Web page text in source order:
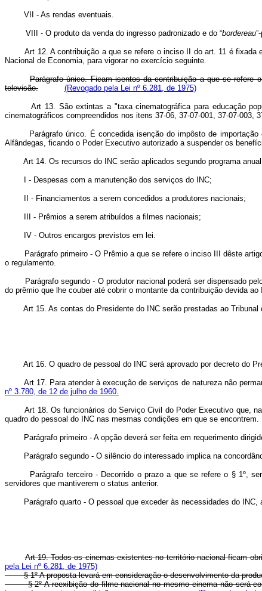
VII - As rendas eventuais.
VIII - O produto da venda do ingresso padronizado e do “bordereau
Art 12. A contribuição a que se refere o inciso II do art. 11 é
Nacional de Economia, para vigorar no exercício seguinte.
Parágrafo único. Ficam isentos da contribuição a que se
televisão.
(Revogado pela Lei nº 6.281, de 1975)
Art 13. São extintas a "taxa cinematográfica para educação
cinematográficos compreendidos nos itens 37-06, 37-07-001, 37-07-003,
Parágrafo único. É concedida isenção do impôsto de importação e
Alfândegas, ficando o Poder Executivo autorizado a suspender os
Art 14. Os recursos do INC serão aplicados segundo programa
I - Despesas com a manutenção dos serviços do INC;
II - Financiamentos a serem concedidos a produtores nacionais;
III - Prêmios a serem atribuídos a filmes nacionais;
IV - Outros encargos previstos em lei.
Parágrafo primeiro - O Prêmio a que se refere o inciso III dêste artigo
o regulamento.
Parágrafo segundo - O produtor nacional poderá ser dispensado pelo
do prêmio que lhe couber até cobrir o montante da contribuição devida ao
Art 15. As contas do Presidente do INC serão prestadas ao
Art 16. O quadro de pessoal do INC será aprovado por decreto do
Art 17. Para atender à execução de serviços de natureza não
nº 3.780, de 12 de julho de 1960.
Art 18. Os funcionários do Serviço Civil do Poder Executivo que,
quadro do pessoal do INC nas mesmas condições em que se encontrem.
Parágrafo primeiro - A opção deverá ser feita em requerimento
Parágrafo segundo - O silêncio do interessado implica na
Parágrafo terceiro - Decorrido o prazo a que se refere o § 1º,
servidores que mantiverem o status anterior.
Parágrafo quarto - O pessoal que exceder às necessidades do INC, a
Art 19. Todos os cinemas existentes no território nacional ficam
pela Lei nº 6.281, de 1975)
§ 1º A proposta levará em consideração o desenvolvimento da
§ 2º A reexibição do filme nacional no mesmo cinema não será